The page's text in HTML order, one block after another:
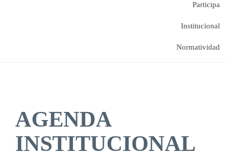
Participa
Institucional
Normatividad
AGENDA
INSTITUCIONAL